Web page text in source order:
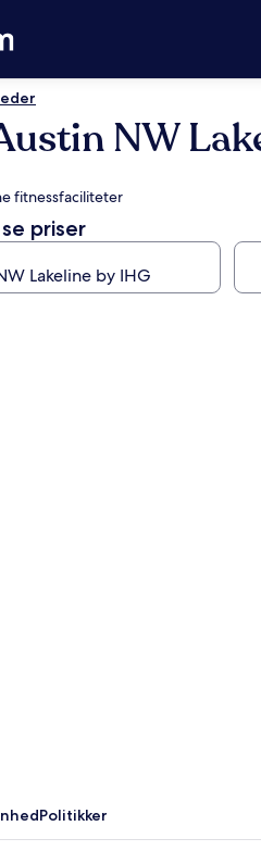
NW
fitnessfaciliteter
priser
Politikker